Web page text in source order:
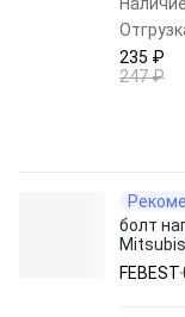
235 ₽
247 ₽
болт
FEBEST